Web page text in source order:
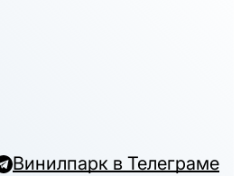
Винилпарк в Телеграме